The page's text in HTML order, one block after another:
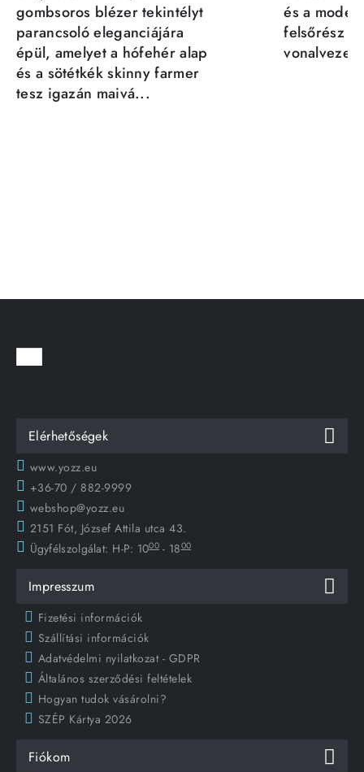
gombsoros blézer tekintélyt
parancsoló eleganciájára
épül, amelyet a hófehér alap
és a sötétkék skinny farmer
tesz igazán maivá...
és a
felsőrész
Elérhetőségek
www.yozz.eu
+36-70 / 882-9999
webshop@yozz.eu
2151 Fót, József Attila utca 43.
Ügyfélszolgálat: H-P: 1000 - 1800
Impresszum
Fizetési információk
Szállítási információk
Adatvédelmi nyilatkozat - GDPR
Általános szerződési feltételek
Hogyan tudok vásárolni?
SZÉP Kártya 2026
Fiókom